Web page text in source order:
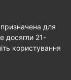
для
досягли 21-
користування